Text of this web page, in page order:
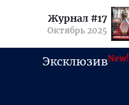
Журнал #17
Октябрь 2025
ЭксклюзивNew!